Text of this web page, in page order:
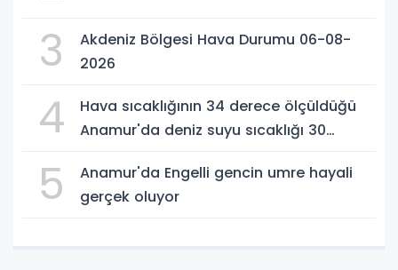
3
Akdeniz Bölgesi Hava Durumu 06-08-
2026
4
Hava sıcaklığının 34 derece ölçüldüğü
Anamur'da deniz suyu sıcaklığı 30
5
Anamur'da Engelli gencin umre hayali
gerçek oluyor